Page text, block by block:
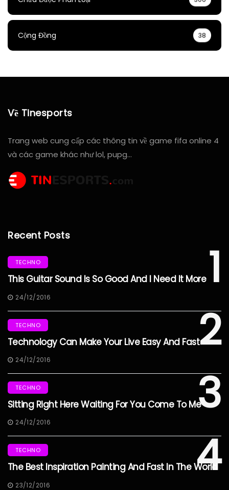
Cộng Đồng 38
Về Tinesports
Trang web cung cấp các thông tin về game fifa online 4
và các game khác như lol, pupg…
Recent Posts
1
TECHNO
This Guitar Sound Is So Good And I Need It More
24/12/2016
2
TECHNO
Technology Can Make Your Live Easy And Fast
24/12/2016
3
TECHNO
Sitting Right Here Waiting For You Come To Me
24/12/2016
4
TECHNO
The Best Inspiration Painting And Fast In The World
23/12/2016